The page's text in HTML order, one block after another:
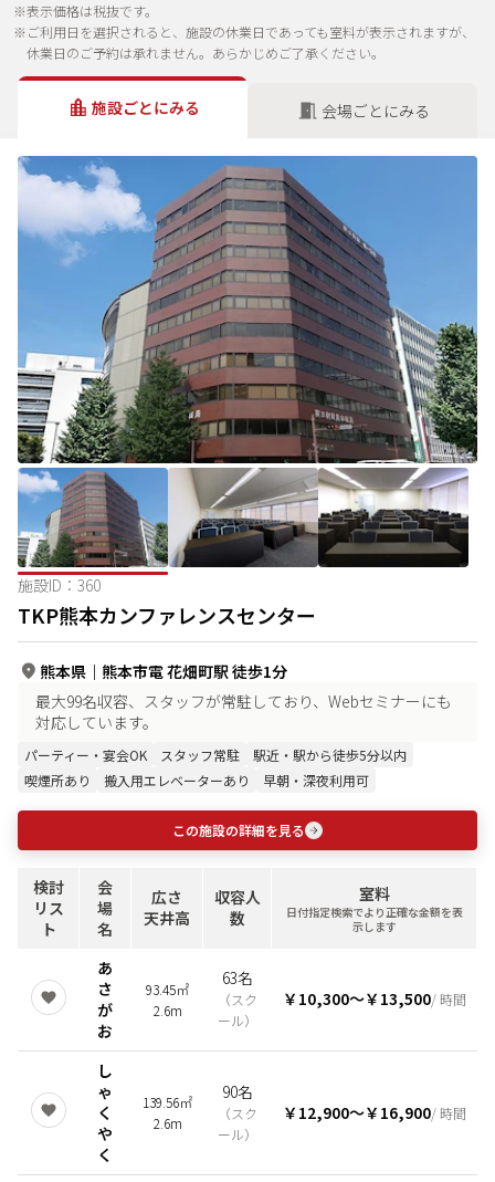
※表示価格は税抜です。
※ご利用日を選択されると、施設の休業日であっても室料が表示されますが、
休業日のご予約は承れません。あらかじめご了承ください。
施設ごとにみる 会場ごとにみる
施設ID： 360
TKP熊本カンファレンスセンター
熊本県 ｜ 熊本市電 花畑町駅 徒歩1分
最大99名収容、スタッフが常駐しており、Webセミナーにも
対応しています。
パーティー・宴会OK スタッフ常駐
駅近・駅から徒歩5分以内
喫煙所あり
搬入用エレベーターあり 早朝・深夜利用可
この施設の詳細を見る
検討
リス
ト
会
場
名
広さ
天井高
収容人
数
室料
日付指定検索でより正確な金額を表
示します
あ
さ
が
お
93.45㎡
2.6m
63名
（スク
ール）
￥10,300〜￥13,500/ 時間
し
ゃ
く
や
く
139.56㎡
2.6m
90名
（スク
ール）
￥12,900〜￥16,900/ 時間